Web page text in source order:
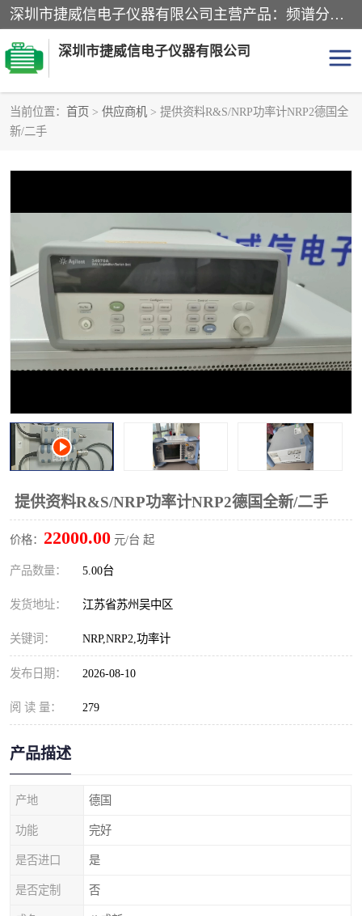
深圳市捷威信电子仪器有限公司主营产品：频谱分析仪.信号发生器.网络分析仪.音频分析仪，示波器，电源，音频分析仪。综合测试仪。蓝牙测试仪等
深圳市捷威信电子仪器有限公司
当前位置： 首页 > 供应商机 > 提供资料R&S/NRP功率计NRP2德国全
新/二手
提供资料R&S/NRP功率计NRP2德国全新/二手
价格： 22000.00 元/台 起
产品数量： 5.00台
发货地址： 江苏省苏州吴中区
关键词： NRP,NRP2,功率计
发布日期： 2026-08-10
阅 读 量： 279
产品描述
产地 德国
功能 完好
是否进口 是
是否定制 否
探头
万用表 信号源
GPIB-USB卡 数据采集仪
数字源表 数字源表
示波器 直流电源
阻抗分析仪 LCR电桥
频率计 无线测试仪
静电计